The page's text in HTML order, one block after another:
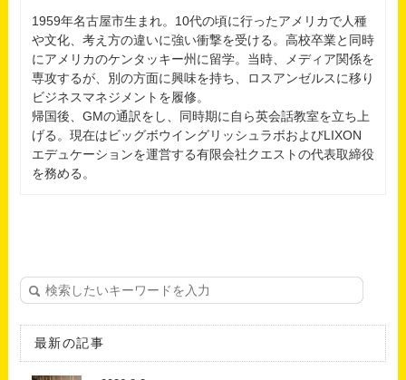
1959年名古屋市生まれ。10代の頃に行ったアメリカで人種
や文化、考え方の違いに強い衝撃を受ける。高校卒業と同時
にアメリカのケンタッキー州に留学。当時、メディア関係を
専攻するが、別の方面に興味を持ち、ロスアンゼルスに移り
ビジネスマネジメントを履修。
帰国後、GMの通訳をし、同時期に自ら英会話教室を立ち上
げる。現在はビッグボウイングリッシュラボおよびLIXON
エデュケーションを運営する有限会社クエストの代表取締役
を務める。
最新の記事